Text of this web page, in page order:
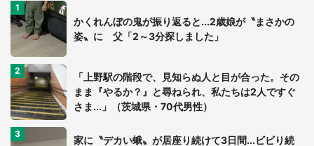
かくれんぼの鬼が振り返ると...2歳娘が〝まさかの
姿〟に 父「2～3分探しました」
「上野駅の階段で、見知らぬ人と目が合った。その
まま『やるか？』と尋ねられ、私たちは2人ですぐ
さま...」（茨城県・70代男性）
家に〝デカい蛾〟が居座り続けて3日間...ビビり続